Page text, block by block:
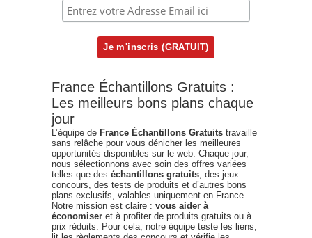
France Échantillons Gratuits :
Les meilleurs bons plans chaque
jour
L’équipe de France Échantillons Gratuits travaille
sans relâche pour vous dénicher les meilleures
opportunités disponibles sur le web. Chaque jour,
nous sélectionnons avec soin des offres variées
telles que des échantillons gratuits , des jeux
concours, des tests de produits et d’autres bons
plans exclusifs, valables uniquement en France.
Notre mission est claire : vous aider à
économiser et à profiter de produits gratuits ou à
prix réduits. Pour cela, notre équipe teste les liens,